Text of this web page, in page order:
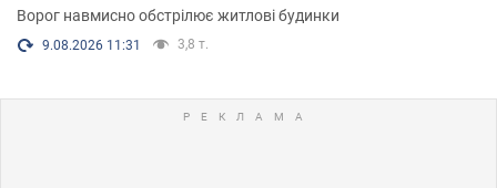
Ворог навмисно обстрілює житлові будинки
9.08.2026 11:31 3,8 т.